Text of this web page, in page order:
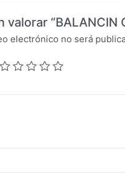
valorar “BALANCIN
electrónico no será